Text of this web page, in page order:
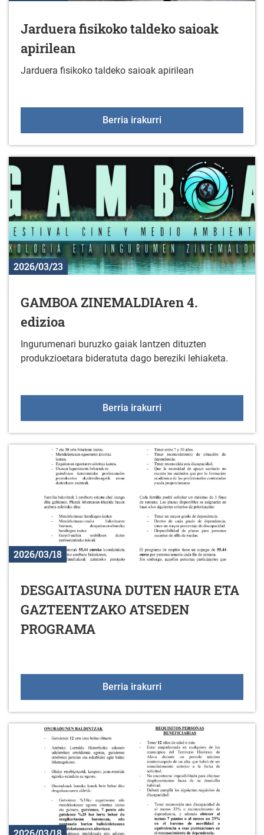
Jarduera fisikoko taldeko saioak
apirilean
Jarduera fisikoko taldeko saioak apirilean
Berria irakurri
2026/03/23
GAMBOA ZINEMALDIAren 4.
edizioa
Ingurumenari buruzko gaiak lantzen dituzten
produkzioetara bideratuta dago bereziki lehiaketa.
Berria irakurri
2026/03/18
DESGAITASUNA DUTEN HAUR ETA
GAZTEENTZAKO ATSEDEN
PROGRAMA
Berria irakurri